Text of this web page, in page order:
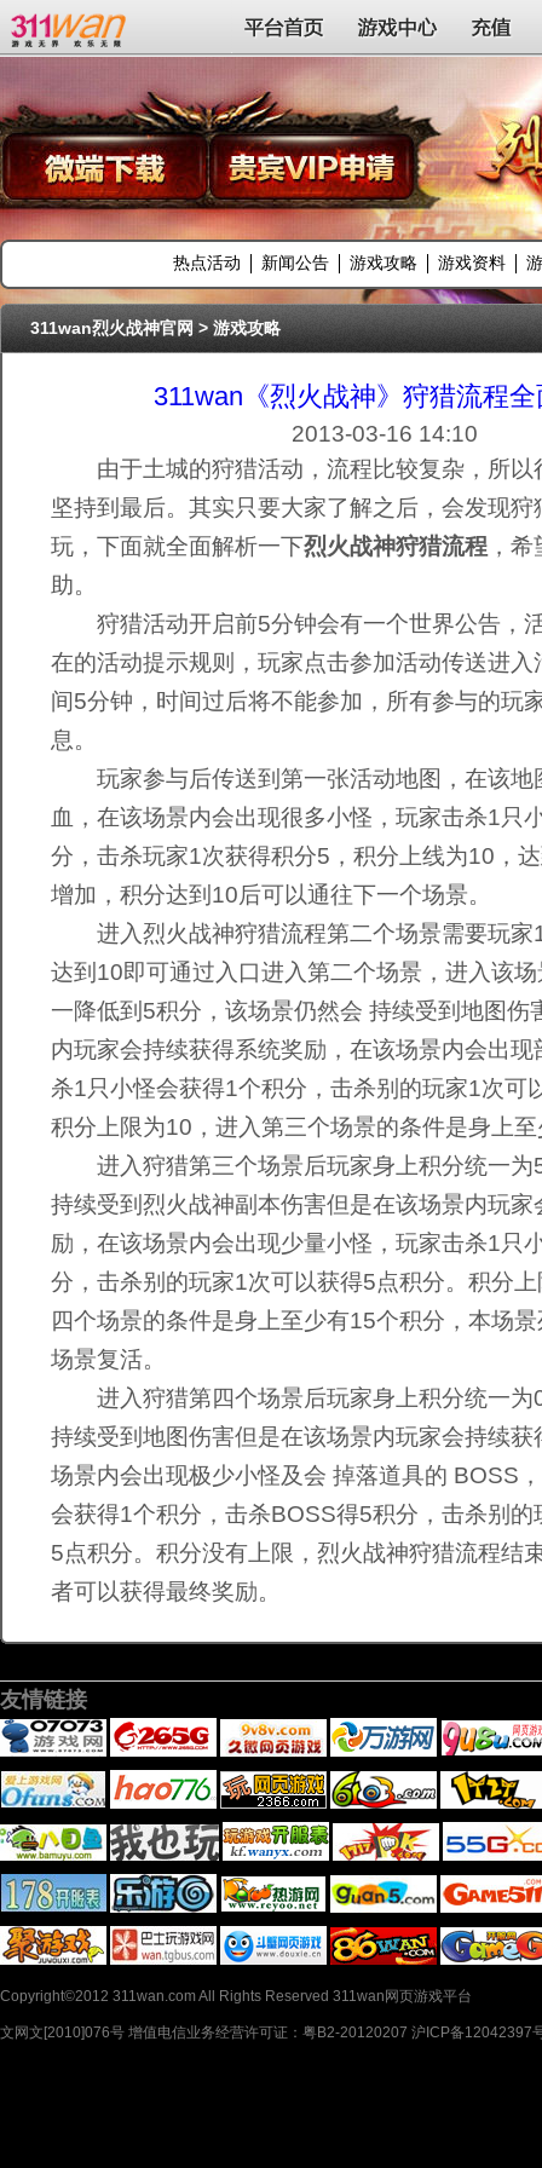
311wan平台 平台首页 游戏中心 充值
热点活动 新闻公告 游戏攻略 游戏资料
311wan烈火战神官网>游戏攻略
311wan《烈火战神》狩猎流程
2013-03-16 14:10
由于土城的狩猎活动，流程比较复杂，所以
坚持到最后。其实只要大家了解之后，会发现
玩，下面就全面解析一下烈火战神狩猎流程 ，
助。
狩猎活动开启前5分钟会有一个世界公告，
在的活动提示规则，玩家点击参加活动传送进入
间5分钟，时间过后将不能参加，所有参与的玩
息。
玩家参与后传送到第一张活动地图，在该地
血，在该场景内会出现很多小怪，玩家击杀1只
分，击杀玩家1次获得积分5，积分上线为10，
增加，积分达到10后可以通往下一个场景。
进入烈火战神狩猎流程第二个场景需要玩家
达到10即可通过入口进入第二个场景，进入该
一降低到5积分，该场景仍然会 持续受到地图伤
内玩家会持续获得系统奖励，在该场景内会出
杀1只小怪会获得1个积分，击杀别的玩家1次可
积分上限为10，进入第三个场景的条件是身上
进入狩猎第三个场景后玩家身上积分统一为
持续受到烈火战神副本伤害但是在该场景内玩家
励，在该场景内会出现少量小怪，玩家击杀1只
分，击杀别的玩家1次可以获得5点积分。积分
四个场景的条件是身上至少有15个积分，本场
场景复活。
进入狩猎第四个场景后玩家身上积分统一为
持续受到地图伤害但是在该场景内玩家会持续获
场景内会出现极少小怪及会 掉落道具的 BOSS
会获得1个积分，击杀BOSS得5积分，击杀别的
5点积分。积分没有上限，烈火战神狩猎流程结
者可以获得最终奖励。
友情链接
Copyright©2012 311wan.com All Rights Reserved 311wan网页游戏平台
文网文[2010]076号 增值电信业务经营许可证：粤B2-20120207 沪ICP备12042397